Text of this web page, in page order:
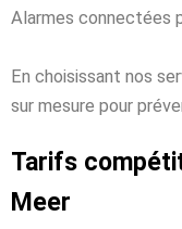
Alarmes connectées
En choisissant nos
sur mesure pour
Tarifs
Meer